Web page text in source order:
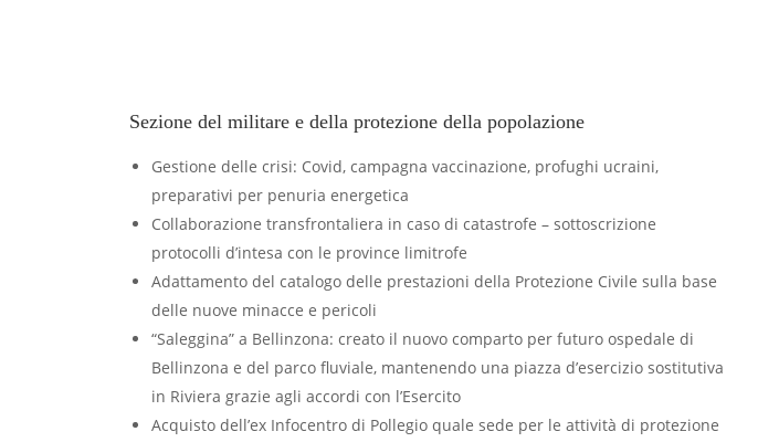
Sezione del militare e della protezione della popolazione
Gestione delle crisi: Covid, campagna vaccinazione, profughi ucraini,
preparativi per penuria energetica
Collaborazione transfrontaliera in caso di catastrofe – sottoscrizione
protocolli d’intesa con le province limitrofe
Adattamento del catalogo delle prestazioni della Protezione Civile sulla base
delle nuove minacce e pericoli
“Saleggina” a Bellinzona: creato il nuovo comparto per futuro ospedale di
Bellinzona e del parco fluviale, mantenendo una piazza d’esercizio sostitutiva
in Riviera grazie agli accordi con l’Esercito
Acquisto dell’ex Infocentro di Pollegio quale sede per le attività di protezione